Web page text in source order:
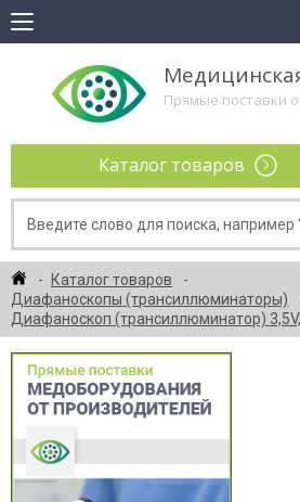
Прямые поставки
Каталог товаров
Каталог товаров
Диафаноскопы (трансиллюминаторы)
Диафаноскоп (трансиллюминатор)